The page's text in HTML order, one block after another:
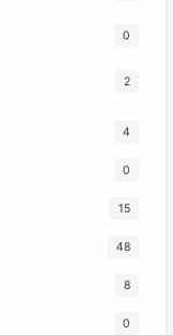
0
2
4
0
15
48
8
0